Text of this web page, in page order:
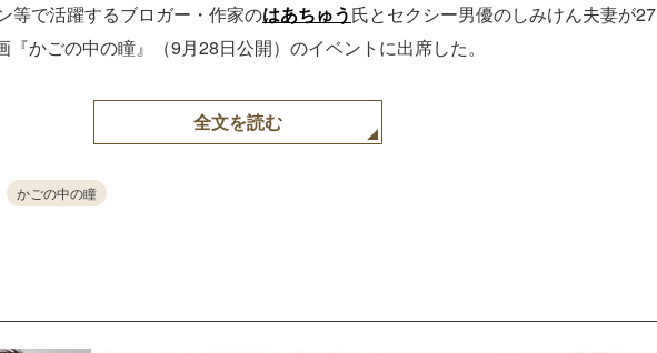
等で活躍するブロガー・作家のはあちゅう氏とセクシー男優のしみけん夫妻が27
『かごの中の瞳』（9月28日公開）のイベントに出席した。
全文を読む
かごの中の瞳